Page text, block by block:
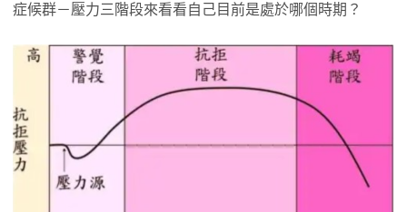
症候群－壓力三階段來看看自己目前是處於哪個時期？